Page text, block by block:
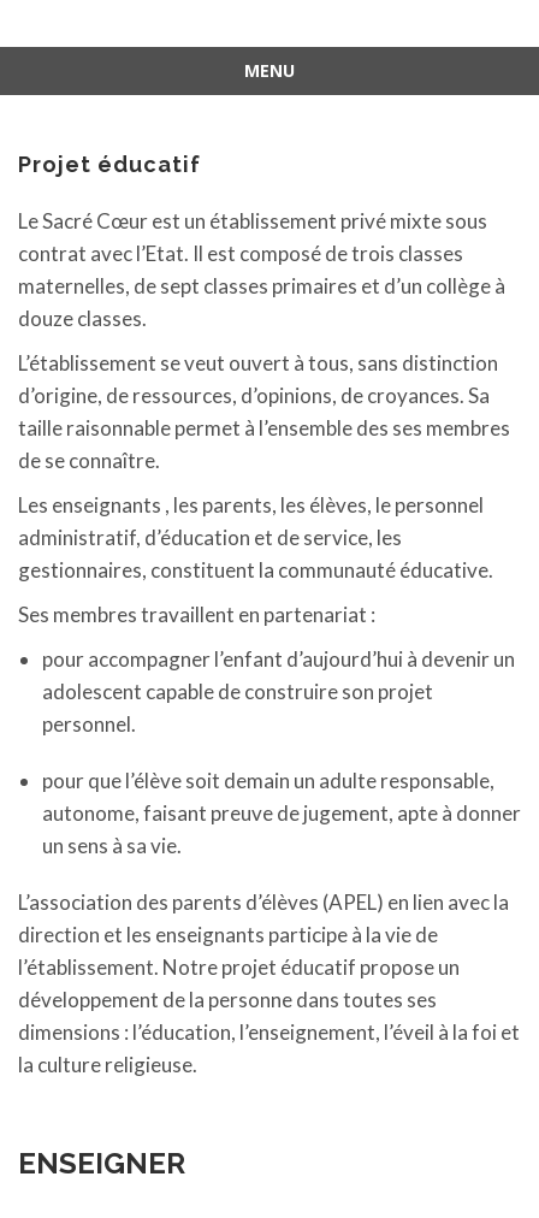
MENU
contenu
Projet éducatif
Le Sacré Cœur est un établissement privé mixte sous
contrat avec l’Etat. Il est composé de trois classes
maternelles, de sept classes primaires et d’un collège à
douze classes.
L’établissement se veut ouvert à tous, sans distinction
d’origine, de ressources, d’opinions, de croyances. Sa
taille raisonnable permet à l’ensemble des ses membres
de se connaître.
Les enseignants , les parents, les élèves, le personnel
administratif, d’éducation et de service, les
gestionnaires, constituent la communauté éducative.
Ses membres travaillent en partenariat :
pour accompagner l’enfant d’aujourd’hui à devenir un
adolescent capable de construire son projet
personnel.
pour que l’élève soit demain un adulte responsable,
autonome, faisant preuve de jugement, apte à donner
un sens à sa vie.
L’association des parents d’élèves (APEL) en lien avec la
direction et les enseignants participe à la vie de
l’établissement. Notre projet éducatif propose un
développement de la personne dans toutes ses
dimensions : l’éducation, l’enseignement, l’éveil à la foi et
la culture religieuse.
ENSEIGNER